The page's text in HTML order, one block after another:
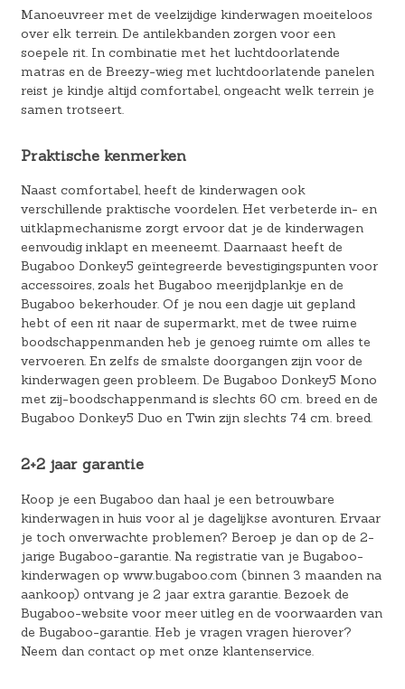
Manoeuvreer met de veelzijdige kinderwagen moeiteloos
over elk terrein. De antilekbanden zorgen voor een
soepele rit. In combinatie met het luchtdoorlatende
matras en de Breezy-wieg met luchtdoorlatende panelen
reist je kindje altijd comfortabel, ongeacht welk terrein je
samen trotseert.
Praktische kenmerken
Naast comfortabel, heeft de kinderwagen ook
verschillende praktische voordelen. Het verbeterde in- en
uitklapmechanisme zorgt ervoor dat je de kinderwagen
eenvoudig inklapt en meeneemt. Daarnaast heeft de
Bugaboo Donkey5 geïntegreerde bevestigingspunten voor
accessoires, zoals het Bugaboo meerijdplankje en de
Bugaboo bekerhouder. Of je nou een dagje uit gepland
hebt of een rit naar de supermarkt, met de twee ruime
boodschappenmanden heb je genoeg ruimte om alles te
vervoeren. En zelfs de smalste doorgangen zijn voor de
kinderwagen geen probleem. De Bugaboo Donkey5 Mono
met zij-boodschappenmand is slechts 60 cm. breed en de
Bugaboo Donkey5 Duo en Twin zijn slechts 74 cm. breed.
2+2 jaar garantie
Koop je een Bugaboo dan haal je een betrouwbare
kinderwagen in huis voor al je dagelijkse avonturen. Ervaar
je toch onverwachte problemen? Beroep je dan op de 2-
jarige Bugaboo-garantie. Na registratie van je Bugaboo-
kinderwagen op www.bugaboo.com (binnen 3 maanden na
aankoop) ontvang je 2 jaar extra garantie. Bezoek de
Bugaboo-website voor meer uitleg en de voorwaarden van
de Bugaboo-garantie. Heb je vragen vragen hierover?
Neem dan contact op met onze klantenservice.